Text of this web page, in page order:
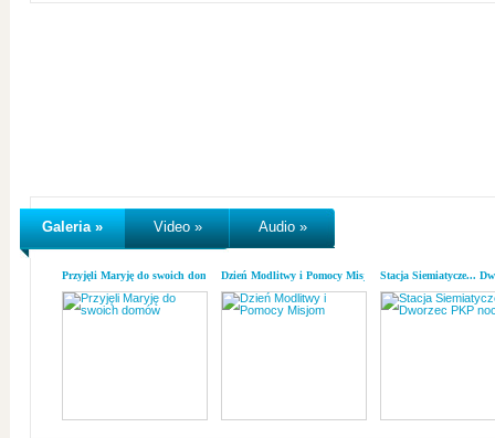
Galeria » Video » Audio »
Przyjęli Maryję do swoich domówDzień Modlitwy i Pomocy MisjomStacja Siemiatycze...